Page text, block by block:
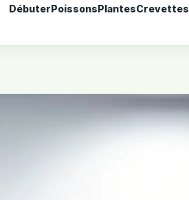
DébuterPoissonsPlantesCrevettes